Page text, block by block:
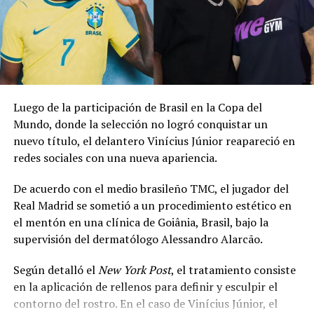
Erling Haaland brought
the ‘viking row’ to
Gianluigi
Donnarumma’s
wedding
pic.twitter.com/HP6MLIDybX
— Sky Sports Premier
League
(@SkySportsPL)July
25, 2026
La celebración también contó con actuaciones
Luego de la participación de Brasil en la Copa del
Mundo, donde la selección no logró conquistar un
nuevo título, el delantero Vinícius Júnior reapareció en
redes sociales con una nueva apariencia.
De acuerdo con el medio brasileño TMC, el jugador del
Real Madrid se sometió a un procedimiento estético en
el mentón en una clínica de Goiânia, Brasil, bajo la
supervisión del dermatólogo Alessandro Alarcão.
Según detalló elNew York Post, el tratamiento consiste
en la aplicación de rellenos para definir y esculpir el
contorno del rostro. En el caso de Vinícius Júnior, el